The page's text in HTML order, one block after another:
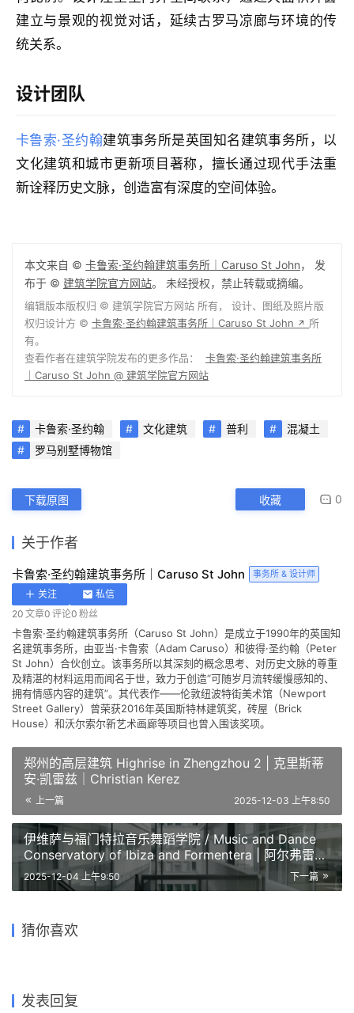
流
建立与景观的视觉对话，延续古罗马凉廊与环境的传
统关系。
设计团队
卡鲁索·圣约翰建筑事务所是英国知名建筑事务所，以
文化建筑和城市更新项目著称，擅长通过现代手法重
新诠释历史文脉，创造富有深度的空间体验。
本文来自 © 卡鲁索·圣约翰建筑事务所｜Caruso St John， 发
布于 © 建筑学院官方网站。 未经授权，禁止转载或摘编。
编辑版本版权归 © 建筑学院官方网站 所有， 设计、图纸及照片版
权归设计方 © 卡鲁索·圣约翰建筑事务所｜Caruso St John ↗ 所
有。
查看作者在建筑学院发布的更多作品： 卡鲁索·圣约翰建筑事务所
｜Caruso St John @ 建筑学院官方网站
卡鲁索·圣约翰 文化建筑 普利
混凝土
罗马别墅博物馆
下载原图 收藏 0
关于作者
卡鲁索·圣约翰建筑事务所｜Caruso St John 事务所 & 设计师
关注
私信
20 文章0 评论0 粉丝
卡鲁索·圣约翰建筑事务所（Caruso St John）是成立于1990年的英国知
名建筑事务所，由亚当·卡鲁索（Adam Caruso）和彼得·圣约翰（Peter
St John）合伙创立。该事务所以其深刻的概念思考、对历史文脉的尊重
及精湛的材料运用而闻名于世，致力于创造“可随岁月流转缓慢感知的、
拥有情感内容的建筑”。其代表作——伦敦纽波特街美术馆（Newport
Street Gallery）曾荣获2016年英国斯特林建筑奖，砖屋（Brick
House）和沃尔索尔新艺术画廊等项目也曾入围该奖项。
郑州的高层建筑 Highrise in Zhengzhou 2 | 克里斯蒂
安·凯雷兹｜Christian Kerez
上一篇 2025-12-03 上午8:50
伊维萨与福门特拉音乐舞蹈学院 / Music and Dance
Conservatory of Ibiza and Formentera | 阿尔弗雷多·
帕亚｜Alfredo Payá
下一篇
2025-12-04 上午9:50
猜你喜欢
欧洲信息与文化图书馆 / BEIC
SANAA
重构斯德哥尔摩市图书馆项目
Artist, Berlin | 卡鲁索·圣约翰
海洋和冲浪之城 Cité de
l’Océan et du Surf | Steven
发表回复